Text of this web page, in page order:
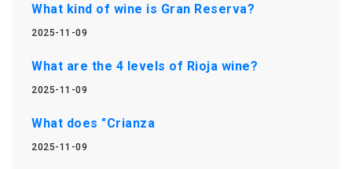
What kind of wine is Gran Reserva?
2025-11-09
What are the 4 levels of Rioja wine?
2025-11-09
What does "Crianza
2025-11-09